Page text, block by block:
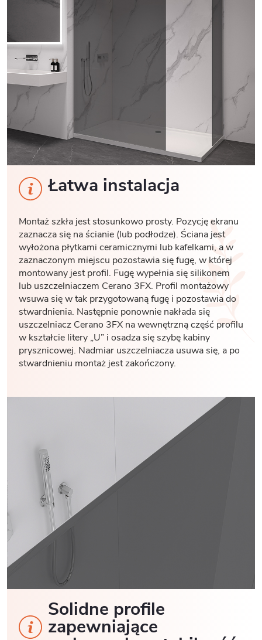
Łatwa instalacja
Montaż szkła jest stosunkowo prosty. Pozycję ekranu
zaznacza się na ścianie (lub podłodze). Ściana jest
wyłożona płytkami ceramicznymi lub kafelkami, a w
zaznaczonym miejscu pozostawia się fugę, w której
montowany jest profil. Fugę wypełnia się silikonem
lub uszczelniaczem Cerano 3FX. Profil montażowy
wsuwa się w tak przygotowaną fugę i pozostawia do
stwardnienia. Następnie ponownie nakłada się
uszczelniacz Cerano 3FX na wewnętrzną część profilu
w kształcie litery „U” i osadza się szybę kabiny
prysznicowej. Nadmiar uszczelniacza usuwa się, a po
stwardnieniu montaż jest zakończony.
Solidne profile
zapewniające